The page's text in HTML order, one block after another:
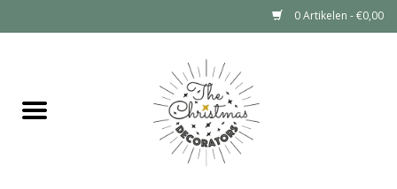
0 Artikelen - €0,00
Grote kerstboom huren (tot 6